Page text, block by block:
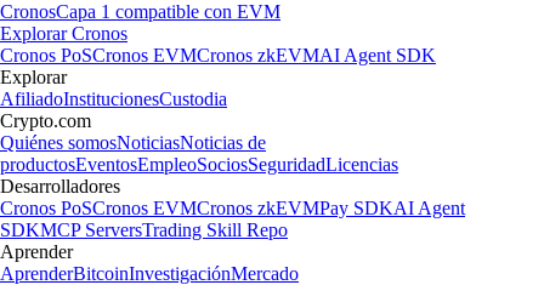
CronosCapa 1 compatible con EVM
Explorar Cronos
Cronos PoSCronos EVMCronos zkEVMAI Agent SDK
Explorar
AfiliadoInstitucionesCustodia
Crypto.com
Quiénes somosNoticiasNoticias de
productosEventosEmpleoSociosSeguridadLicencias
Desarrolladores
Cronos PoSCronos EVMCronos zkEVMPay SDKAI Agent
SDKMCP ServersTrading Skill Repo
Aprender
AprenderBitcoinInvestigaciónMercado